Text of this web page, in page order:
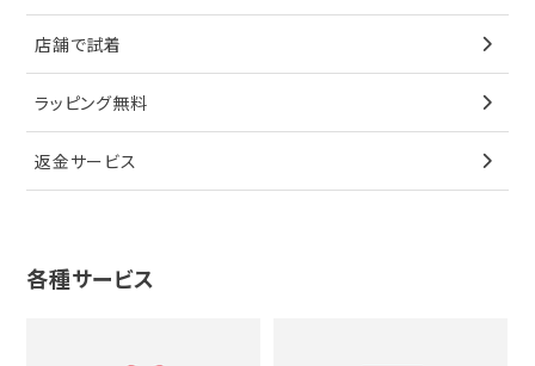
ペンダントトップ
ブローチ
その他
ノーブランドジュエリーをすべて見る
ブレスレット
ペンダントトップ
ブローチ
その他
ティファニー
サングラス
シューズ
香水
シャネル
シャネル
タグホイヤー
カルティエ
セイコー
メンズ時計
カルティエ
ウノアエレ
4℃
グッチ
星
リボン
花
十字架
店舗で試着
ラッピング無料
返金サービス
各種サービス